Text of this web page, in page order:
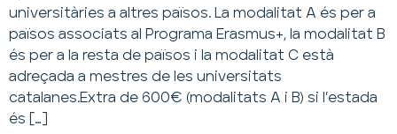
universitàries a altres països. La modalitat A és per a
països associats al Programa Erasmus+, la modalitat B
és per a la resta de països i la modalitat C està
adreçada a mestres de les universitats
catalanes.Extra de 600€ (modalitats A i B) si l’estada
és […]